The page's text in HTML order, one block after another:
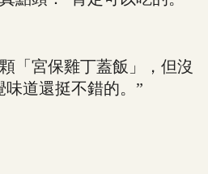
宮保雞丁蓋飯」，但沒
道還挺不錯的。”